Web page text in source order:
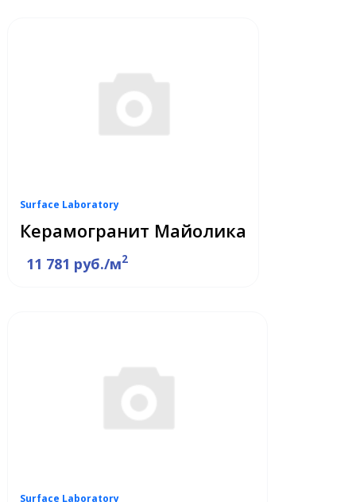
Surface Laboratory
Керамогранит Майолика
11 781 руб./м2
Surface Laboratory